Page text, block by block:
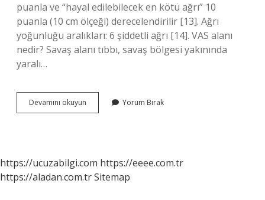
puanla ve “hayal edilebilecek en kötü ağrı” 10
puanla (10 cm ölçeği) derecelendirilir [13]. Ağrı
yoğunluğu aralıkları: 6 şiddetli ağrı [14]. VAS alanı
nedir? Savaş alanı tıbbı, savaş bölgesi yakınında
yaralı…
Devamını okuyun
Ne
Yorum Bırak
https://ucuzabilgi.com https://eeee.com.tr
https://aladan.com.trSitemap